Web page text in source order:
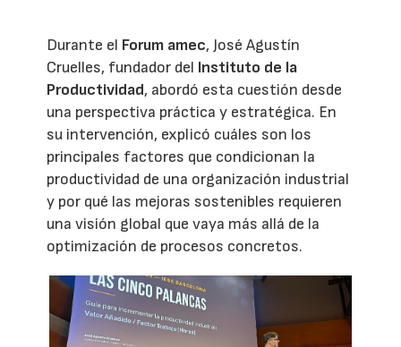
Durante el Forum amec, José Agustín
Cruelles, fundador del Instituto de la
Productividad, abordó esta cuestión desde
una perspectiva práctica y estratégica. En
su intervención, explicó cuáles son los
principales factores que condicionan la
productividad de una organización industrial
y por qué las mejoras sostenibles requieren
una visión global que vaya más allá de la
optimización de procesos concretos.